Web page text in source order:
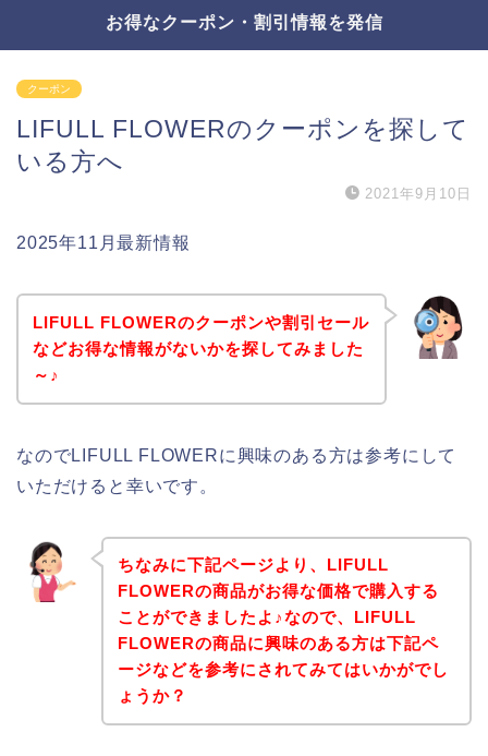
お得なクーポン・割引情報を発信
クーポン
LIFULL FLOWERのクーポンを探して
いる方へ
2021年9月10日
2025年11月最新情報
LIFULL FLOWERのクーポンや割引セール
などお得な情報がないかを探してみました
～♪
なのでLIFULL FLOWERに興味のある方は参考にして
いただけると幸いです。
ちなみに下記ページより、LIFULL
FLOWERの商品がお得な価格で購入する
ことができましたよ♪なので、LIFULL
FLOWERの商品に興味のある方は下記ペ
ージなどを参考にされてみてはいかがでし
ょうか？